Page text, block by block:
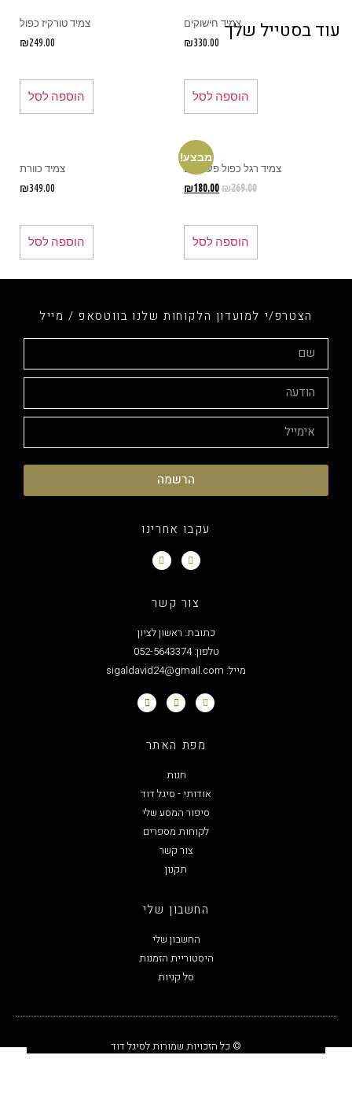
בסטייל שלךצמיד חישוקים
₪330.00
הוספה לסל
צמיד טורקיז כפול
₪249.00
הוספה לסל
מבצע!
צמיד רגל כפול פעמונים
₪269.00
₪180.00
הוספה לסל
צמיד כוורת
₪349.00
הוספה לסל
הצטרפ/י למועדון הלקוחות שלנו בווטסאפ / מייל
הרשמה
עקבו אחרינו
צור קשר
כתובת: ראשון לציון
טלפון: 052-5643374
מפת האתר
אודותי - סיגל דוד
סיפור המסע שלי
לקוחות מספרים
צור קשר
החשבון שלי
החשבון שלי
היסטוריית הזמנות
סל קניות
© כל הזכויות שמורות לסיגל דוד